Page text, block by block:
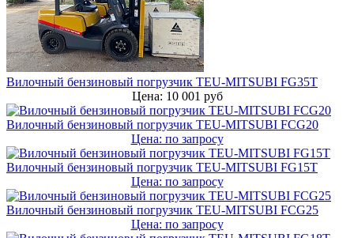
Вилочный бензиновый погрузчик TEU-MITSUBI FG35T
Цена: 10 001 руб
Вилочный бензиновый погрузчик TEU-MITSUBI FCG20
Цена: по запросу
Вилочный бензиновый погрузчик TEU-MITSUBI FG15T
Цена: по запросу
Вилочный бензиновый погрузчик TEU-MITSUBI FCG25
Цена: по запросу